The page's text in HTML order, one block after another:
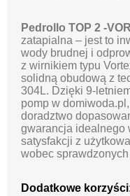
Pedrollo TOP 2 -
zatapialna – jest to
wody brudnej i
z wirnikiem typu
solidną obudową z
304L. Dzięki 9-
pomp w
doradztwo
gwarancja idealnego
satysfakcji z
wobec
Dodatkowe